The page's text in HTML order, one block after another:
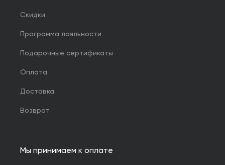
Скидки
Программа лояльности
Подарочные сертификаты
Оплата
Доставка
Возврат
Мы принимаем к оплате